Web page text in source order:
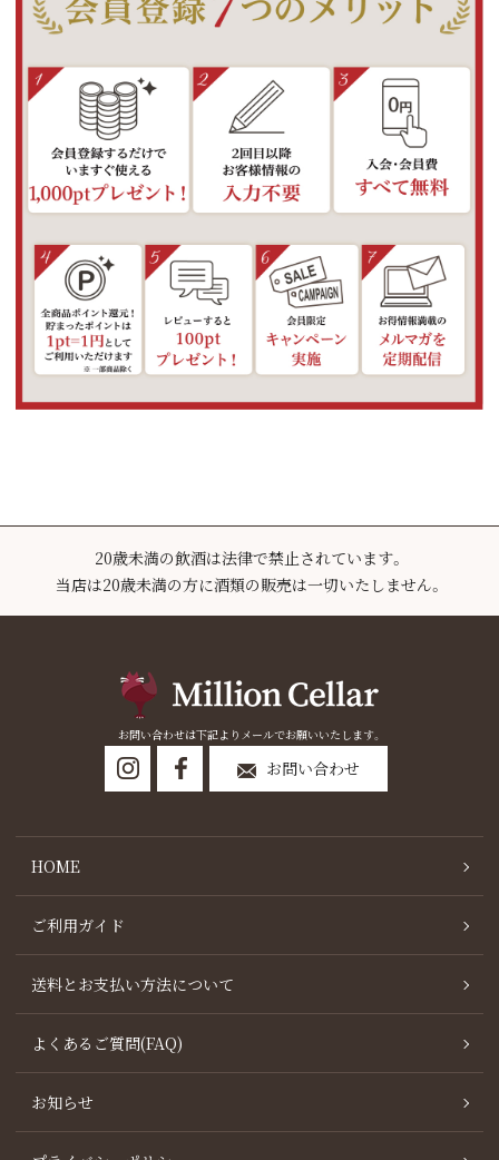
20歳未満の飲酒は法律で禁止されています。
当店は20歳未満の方に酒類の販売は一切いたしません。
お問い合わせは下記よりメールでお願いいたします。
お問い合わせ
HOME
ご利用ガイド
送料とお支払い方法について
よくあるご質問(FAQ)
お知らせ